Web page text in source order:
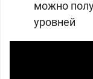
можно
уровней